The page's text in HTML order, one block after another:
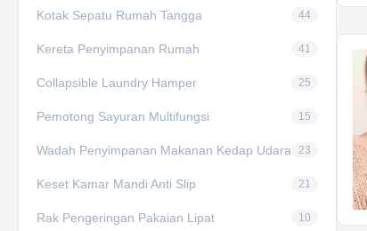
Kotak Sepatu Rumah Tangga 44
Kereta Penyimpanan Rumah 41
Collapsible Laundry Hamper 25
Pemotong Sayuran Multifungsi 15
Wadah Penyimpanan Makanan Kedap Udara 23
Keset Kamar Mandi Anti Slip 21
Rak Pengeringan Pakaian Lipat 10